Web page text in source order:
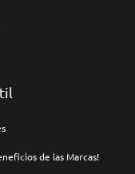
de las Marcas!